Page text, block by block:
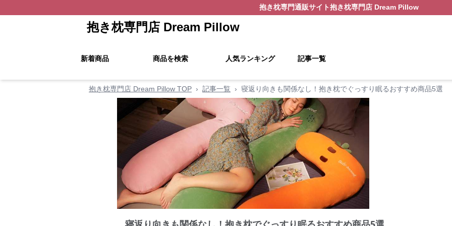
抱き枕専門通販サイト抱き枕専門店 Dream Pillow
抱き枕専門店 Dream Pillow
新着商品 商品を検索 人気ランキング 記事一覧
抱き枕専門店 Dream Pillow TOP › 記事一覧 › 寝返り向きも関係なし！抱き枕でぐっすり眠るおすすめ商品5選